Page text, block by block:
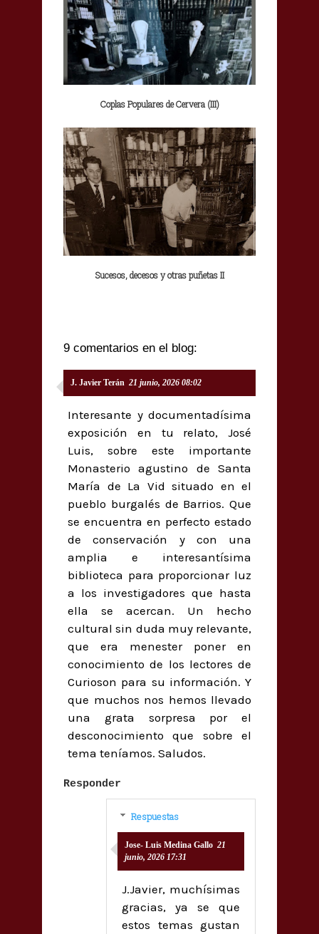
Coplas Populares de Cervera (III)
Sucesos, decesos y otras puñetas II
9 comentarios en el blog:
J. Javier Terán 21 junio, 2026 08:02
Interesante y documentadísima
exposición en tu relato, José
Luis, sobre este importante
Monasterio agustino de Santa
María de La Vid situado en el
pueblo burgalés de Barrios. Que
se encuentra en perfecto estado
de conservación y con una
amplia e interesantísima
biblioteca para proporcionar luz
a los investigadores que hasta
ella se acercan. Un hecho
cultural sin duda muy relevante,
que era menester poner en
conocimiento de los lectores de
Curioson para su información. Y
que muchos nos hemos llevado
una grata sorpresa por el
desconocimiento que sobre el
tema teníamos. Saludos.
Responder
Respuestas
Jose- Luis Medina Gallo 21
junio, 2026 17:31
J.Javier, muchísimas
gracias, ya se que
estos temas gustan